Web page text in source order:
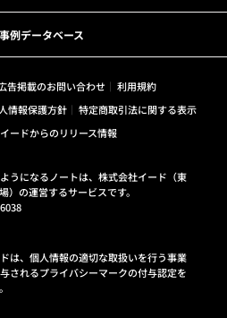
例データベース
告掲載のお問い合わせ
利用規約
情報保護方針
特定商取引法に関する表示
イードからのリリース情報
うになるノートは、株式会社イード（東
）の運営するサービスです。
は、個人情報の適切な取扱いを行う事業
されるプライバシーマークの付与認定を